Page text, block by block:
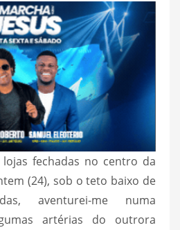
fechadas no centro da
(24), sob o teto baixo de
aventurei-me numa
artérias do outrora